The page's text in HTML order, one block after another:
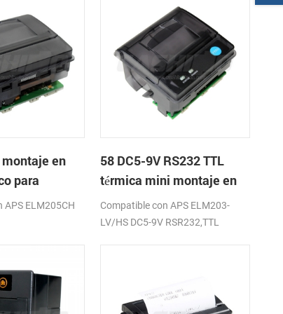
en
para
APS ELM205CH
58 DC5-9V RS232 TTL
térmica mini montaje en
panel de la impresora de
recibos
Compatible con APS ELM203-
LV/HS DC5-9V RSR232,TTL